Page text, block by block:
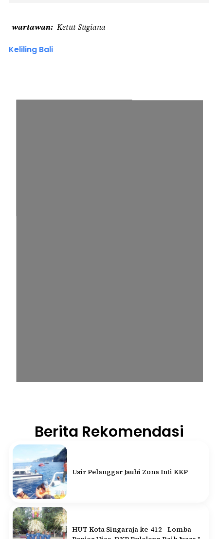
wartawan Ketut Sugiana
Keliling Bali
Berita Rekomendasi
Usir Pelanggar Jauhi Zona Inti KKP
HUT Kota Singaraja ke-412 - Lomba